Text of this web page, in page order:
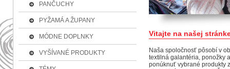
PANČUCHY
PYŽAMÁ A ŽUPANY
MÓDNE DOPLNKY
VYŠÍVANÉ PRODUKTY
Vitajte na našej
Naša spoločnosť pôsobí v
textilná galantéria, ponožky
ponúknuť vybrané produkty